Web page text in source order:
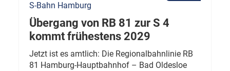
S-Bahn Hamburg
Übergang von RB 81 zur S 4
kommt frühestens 2029
Jetzt ist es amtlich: Die Regionalbahnlinie RB
81 Hamburg-Hauptbahnhof – Bad Oldesloe